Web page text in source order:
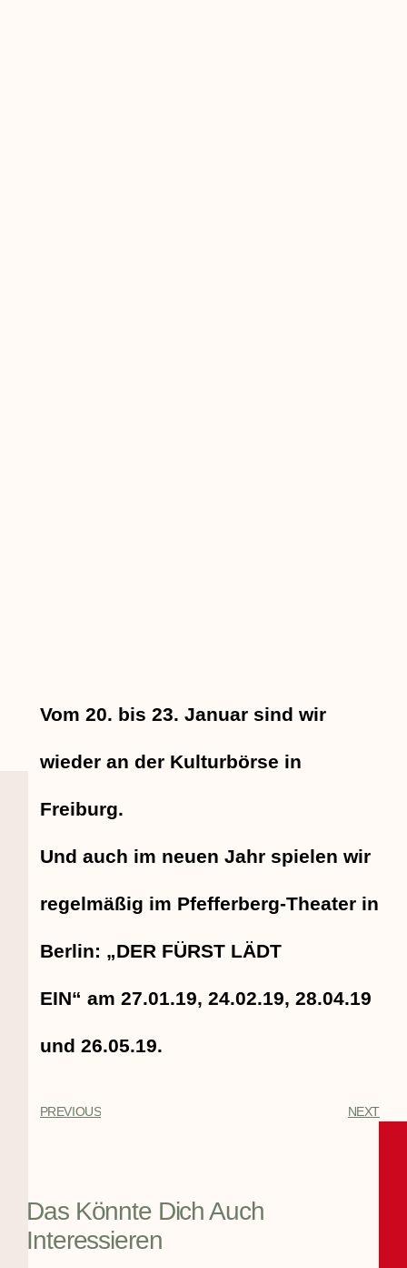
Vom 20. bis 23. Januar sind wir
wieder an der Kulturbörse in
Freiburg.
Und auch im neuen Jahr spielen wir
regelmäßig im Pfefferberg-Theater in
Berlin: „DER FÜRST LÄDT
EIN“ am 27.01.19, 24.02.19, 28.04.19
und 26.05.19.
PREVIOUS NEXT
Das Könnte Dich Auch
Interessieren